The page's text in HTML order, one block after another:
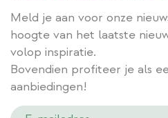
Meld je aan voor onze
hoogte van het laatste
volop inspiratie.
Bovendien profiteer je als
aanbiedingen!